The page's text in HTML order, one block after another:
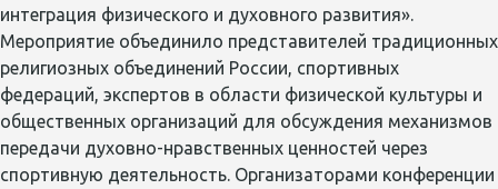
интеграция физического и духовного развития».
Мероприятие объединило представителей традиционных
религиозных объединений России, спортивных
федераций, экспертов в области физической культуры и
общественных организаций для обсуждения механизмов
передачи духовно-нравственных ценностей через
спортивную деятельность. Организаторами конференции